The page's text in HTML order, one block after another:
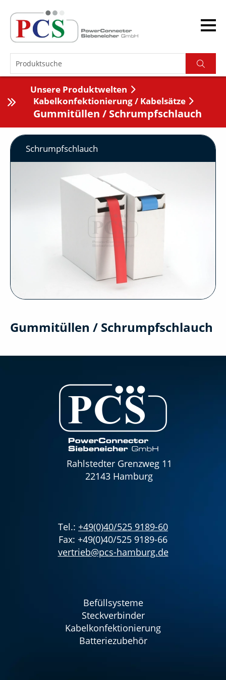
Unsere Produktwelten
Kabelkonfektionierung / Kabelsätze
Gummitüllen / Schrumpfschlauch
Schrumpfschlauch
Gummitüllen / Schrumpfschlauch
Rahlstedter Grenzweg 11
22143 Hamburg
Tel.: +49(0)40/525 9189-60
Fax: +49(0)40/525 9189-66
vertrieb@pcs-hamburg.de
Befüllsysteme
Steckverbinder
Kabelkonfektionierung
Batteriezubehör